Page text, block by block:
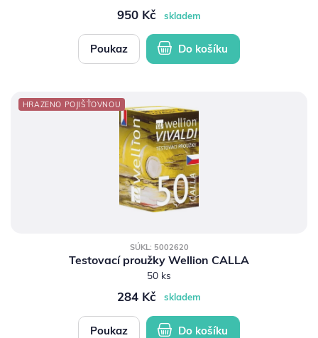
950 Kč skladem
Poukaz Do košíku
HRAZENO POJIŠŤOVNOU
SÚKL: 5002620
Testovací proužky Wellion CALLA
50 ks
284 Kč skladem
Poukaz Do košíku